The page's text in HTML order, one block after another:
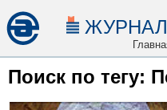
ЖУРНАЛ
Поиск по тегу: